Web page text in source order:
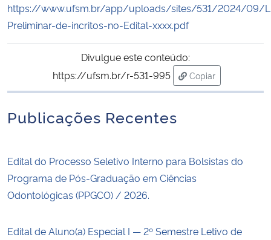
Controladoria-Geral da União
Secretaria-Geral
Advocacia-Geral da União
Banco Central do Brasil
Planalto
https://www.ufsm.br/app/uploads/sites/531/2024/09/
Preliminar-de-incritos-no-Edital-xxxx.pdf
Divulgue este conteúdo:
https://ufsm.br/r-531-995
Copiar
para área de
Publicações Recentes
Edital do Processo Seletivo Interno para Bolsistas do
Programa de Pós-Graduação em Ciências
Odontológicas (PPGCO) / 2026.
Edital de Aluno(a) Especial I — 2º Semestre Letivo de